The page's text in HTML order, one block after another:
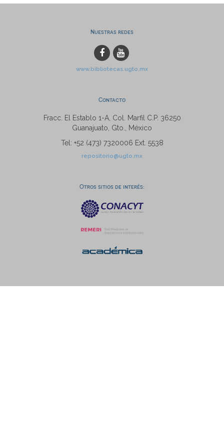
Nuestras redes
www.bibliotecas.ugto.mx
Contacto
Fracc. El Establo 1-A, Col. Marfil C.P. 36250
Guanajuato, Gto., México
Tel: +52 (473) 7320006 Ext. 5538
repositorio@ugto.mx
Otros sitios de interés: